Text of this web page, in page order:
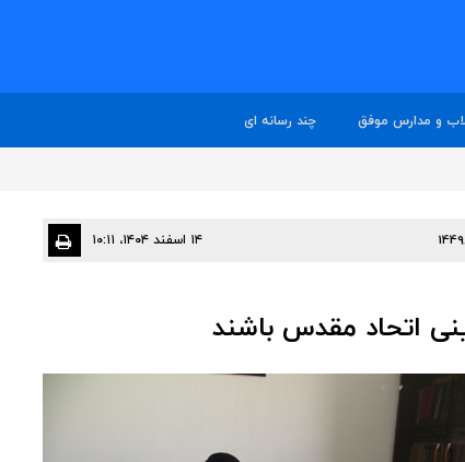
و مدارس موفق چند رسانه ای
۱۴ اسفند ۱۴۰۴، ۱۰:۱۱
اتحاد مقدس باشند